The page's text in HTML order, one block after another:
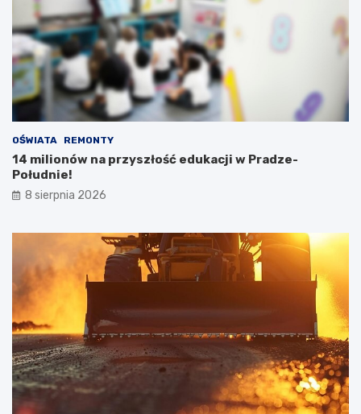
OŚWIATA REMONTY
14 milionów na przyszłość edukacji w Pradze-
Południe!
8 sierpnia 2026